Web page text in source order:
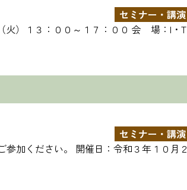
セミナー・講演
火）１３：００～１７：００ 会 場：I・T
セミナー・講演
加ください。 開催日：令和３年１０月２